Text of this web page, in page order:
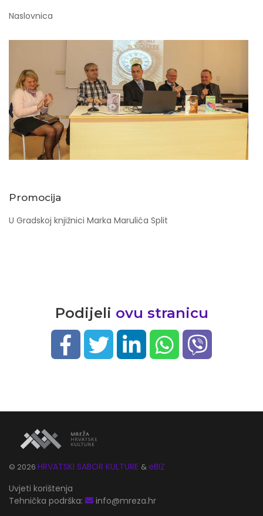
Naslovnica
Promocija
U Gradskoj knjižnici Marka Marulića Split
Podijeli ovu stranicu
© 2026 HRVATSKI SABOR KULTURE &eBIZ
Uvjeti korištenja
Tehnička podrška:
info@mreza.hr